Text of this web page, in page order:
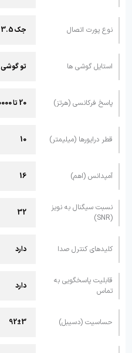
نوع پورت اتصال جک 3.5 میلیمتر
استایل گوشی ها تو گوشی
پاسخ فرکانسی (هرتز) 20 تا 20000
قطر درایورها (میلیمتر) 10
آمپدانس (اهم) 16
نسبت سیگنال به نویز
(SNR)
32
کلیدهای کنترل صدا دارد
قابلیت پاسخگویی به
تماس
دارد
حساسیت (دسیبل) 92±3